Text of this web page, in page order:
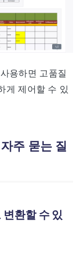
용하면 고품질
게 제어할 수 있
주 묻는 질
변환할 수 있